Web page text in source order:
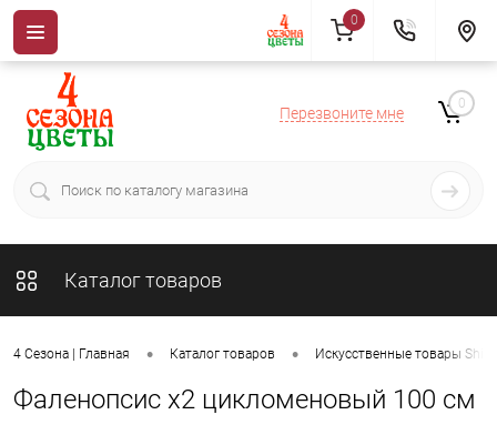
Перезвоните мне
0
Каталог товаров
4 Сезона | Главная • Каталог товаров • Искусственные товары
Фаленопсис х2 цикломеновый 100 см
0